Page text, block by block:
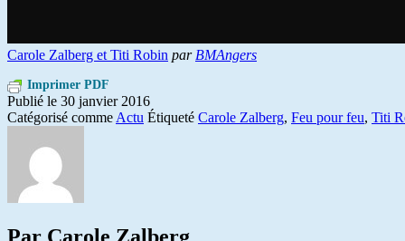
Carole Zalberg et Titi Robin par BMAngers
Imprimer PDF
Publié le 30 janvier 2016
Catégorisé comme Actu Étiqueté Carole Zalberg, Feu pour feu, Titi
Par Carole Zalberg